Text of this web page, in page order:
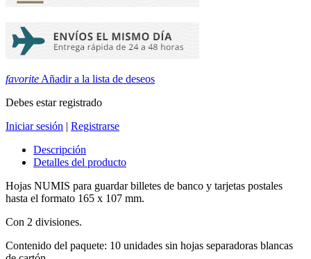
favorite Añadir a la lista de deseos
Debes estar registrado
Iniciar sesión | Registrarse
Descripción
Detalles del producto
Hojas NUMIS para guardar billetes de banco y tarjetas postales
hasta el formato 165 x 107 mm.
Con 2 divisiones.
Contenido del paquete: 10 unidades sin hojas separadoras blancas